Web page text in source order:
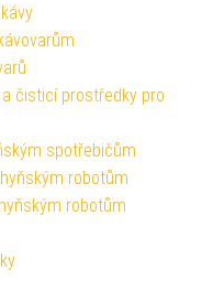
a čisticí prostředky pro
spotřebičům
robotům
robotům